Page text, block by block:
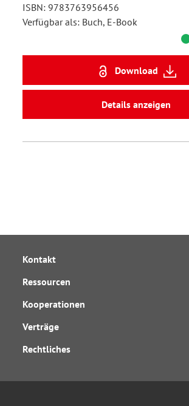
ISBN: 9783763956456
Verfügbar als: Buch, E-Book
Download
Details anzeigen
Kontakt
Ressourcen
Kooperationen
Verträge
Rechtliches